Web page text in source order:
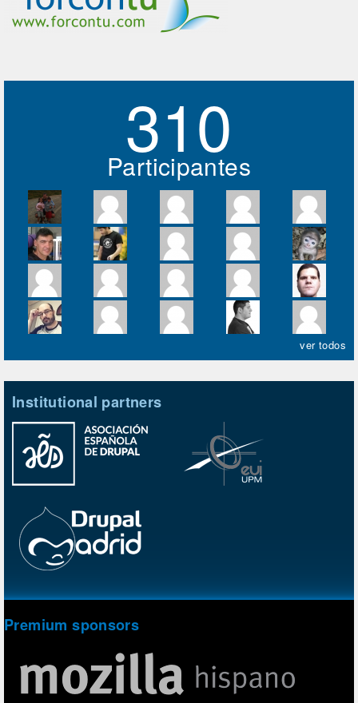
310
Participantes
ver todos
Institutional partners
Premium sponsors